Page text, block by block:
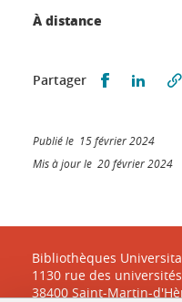
À distance
Partager Partager
Publié le 15 février 2024
Mis à jour le 20 février 2024
Bibliothèques
1130 rue des universités
38400 Saint-Martin-